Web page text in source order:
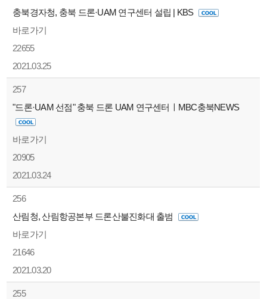
충북경자청, 충북 드론·UAM 연구센터 설립 | KBS
바로가기
22655
2021.03.25
257
"드론·UAM 선점" 충북 드론 UAM 연구센터ㅣMBC충북NEWS
바로가기
20905
2021.03.24
256
산림청, 산림항공본부 드론산불진화대 출범
바로가기
21646
2021.03.20
255